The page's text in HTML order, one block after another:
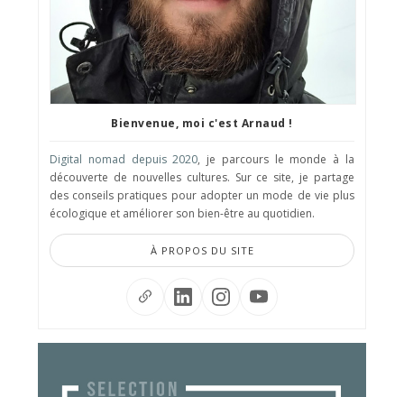
Bienvenue, moi c'est Arnaud !
Digital nomad depuis 2020, je parcours le monde à la
découverte de nouvelles cultures. Sur ce site, je partage
des conseils pratiques pour adopter un mode de vie plus
écologique et améliorer son bien-être au quotidien.
À PROPOS DU SITE